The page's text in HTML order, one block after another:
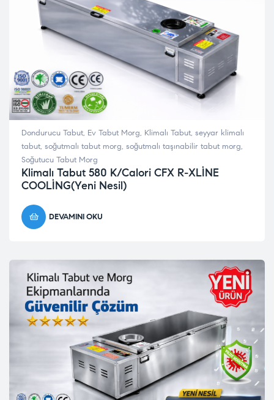
Dondurucu Tabut, Ev Tabut Morg, Klimalı Tabut, seyyar klimalı
tabut, soğutmalı tabut morg, soğutmalı taşınabilir tabut morg,
Soğutucu Tabut Morg
Klimalı Tabut 580 K/Calori CFX R-XLİNE
COOLİNG(Yeni Nesil)
DEVAMINI OKU